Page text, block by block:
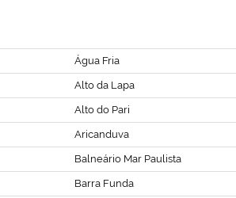
Água Fria
Alto da Lapa
Alto do Pari
Aricanduva
Balneário Mar Paulista
Barra Funda